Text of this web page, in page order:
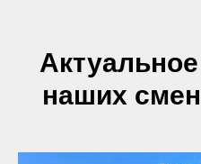
наших